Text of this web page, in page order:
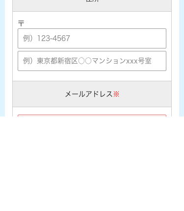
〒
メールアドレス ※